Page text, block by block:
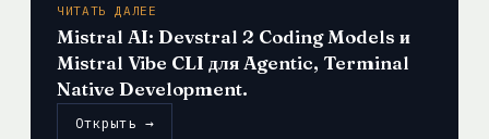
ЧИТАТЬ ДАЛЕЕ
Mistral AI: Devstral 2 Coding Models и
Mistral Vibe CLI для Agentic, Terminal
Native Development.
Открыть →